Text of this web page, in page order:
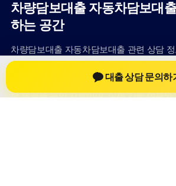
차량담보대출 자동차담보대
하는 공간
차량담보대출 자동차담보대출 관련 상담
확인 기준, 대출 선택 시 참고할 수 있는 내용
서 확인할 수 있도록 구성했습니다. 본 사이
보 제공을 위한 자료이며, 실제 가능 여부
대출 상담 문의하